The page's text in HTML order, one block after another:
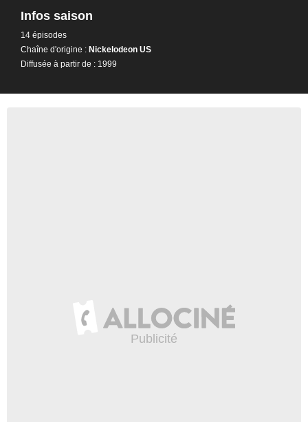
Infos saison
14 épisodes
Chaîne d'origine : Nickelodeon US
Diffusée à partir de : 1999